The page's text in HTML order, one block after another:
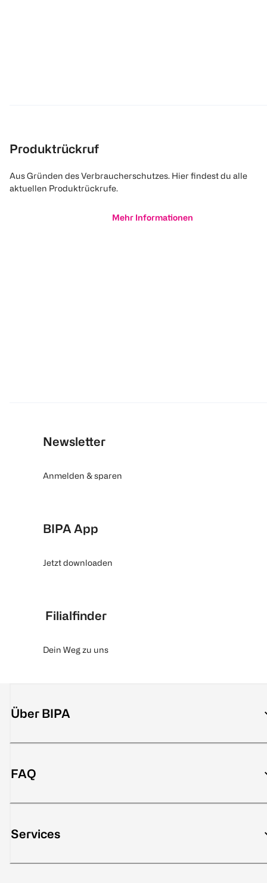
Produktrückruf
Aus Gründen des Verbraucherschutzes. Hier findest du alle
aktuellen Produktrückrufe.
Mehr Informationen
Newsletter
Anmelden & sparen
BIPA App
Jetzt downloaden
Filialfinder
Dein Weg zu uns
Über BIPA
FAQ
Services